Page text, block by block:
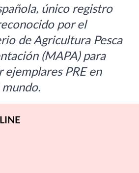
único registro
por el
de Agricultura Pesca
(MAPA) para
ejemplares PRE en